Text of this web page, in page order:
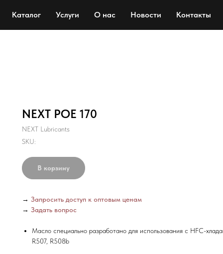
Каталог Услуги О нас Новости Контакты
NEXT POE 170
NEXT Lubricants
SKU:
В корзину
→ Запросить доступ к оптовым ценам
→ Задать вопрос
Масло специально разработано для использования с HFC-
R507, R508b